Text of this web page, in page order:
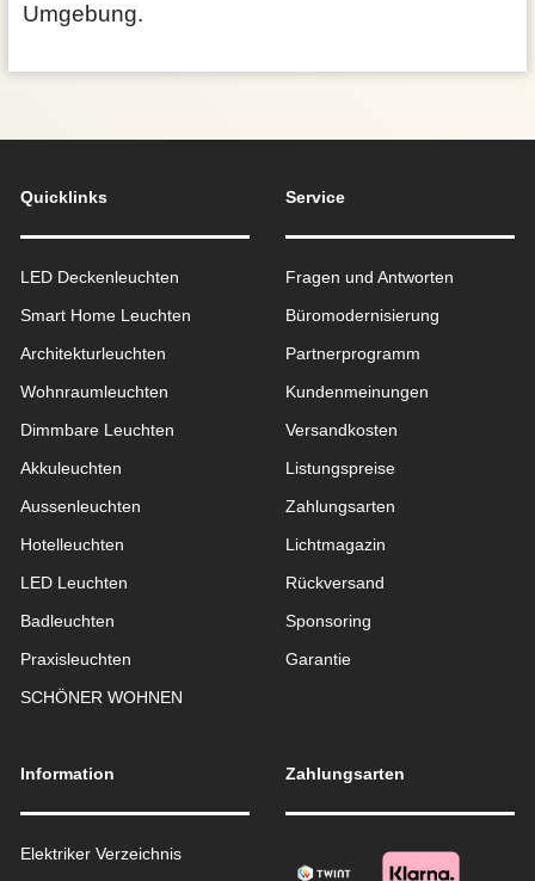
Umgebung.
Quicklinks
LED Deckenleuchten
Smart Home Leuchten
Architekturleuchten
Wohnraum­leuchten
Dimmbare Leuchten
Akkuleuchten
Aussen­leuchten
Hotelleuchten
LED Leuchten
Badleuchten
Praxisleuchten
SCHÖNER WOHNEN
Service
Fragen und Antworten
Büromodernisierung
Partnerprogramm
Kundenmeinungen
Versandkosten
Listungspreise
Zahlungsarten
Lichtmagazin
Rückversand
Sponsoring
Garantie
Information
Elektriker Verzeichnis
Zahlungsarten